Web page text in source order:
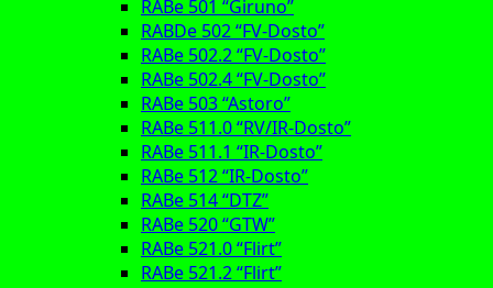
RABe 501 “Giruno”
RABDe 502 “FV-Dosto”
RABe 502.2 “FV-Dosto”
RABe 502.4 “FV-Dosto”
RABe 503 “Astoro”
RABe 511.0 “RV/IR-Dosto”
RABe 511.1 “IR-Dosto”
RABe 512 “IR-Dosto”
RABe 514 “DTZ”
RABe 520 “GTW”
RABe 521.0 “Flirt”
RABe 521.2 “Flirt”